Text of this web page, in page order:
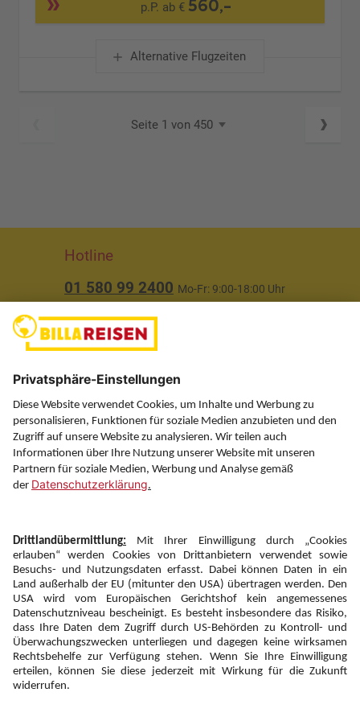
p.P. ab € 560,-
Alternative Flugzeiten
Seite 1 von 450
Hotline
01 580 99 2400 Mo-Fr: 9:00-18:00 Uhr
Über uns
Service
Information
Folgen Sie uns auf
Newsletter:
Anmelden